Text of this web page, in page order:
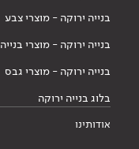
בנייה ירוקה - מוצרי צבע
בנייה ירוקה - מוצרי בנייה
בנייה ירוקה - מוצרי גבס
בלוג בנייה ירוקה
אודותינו